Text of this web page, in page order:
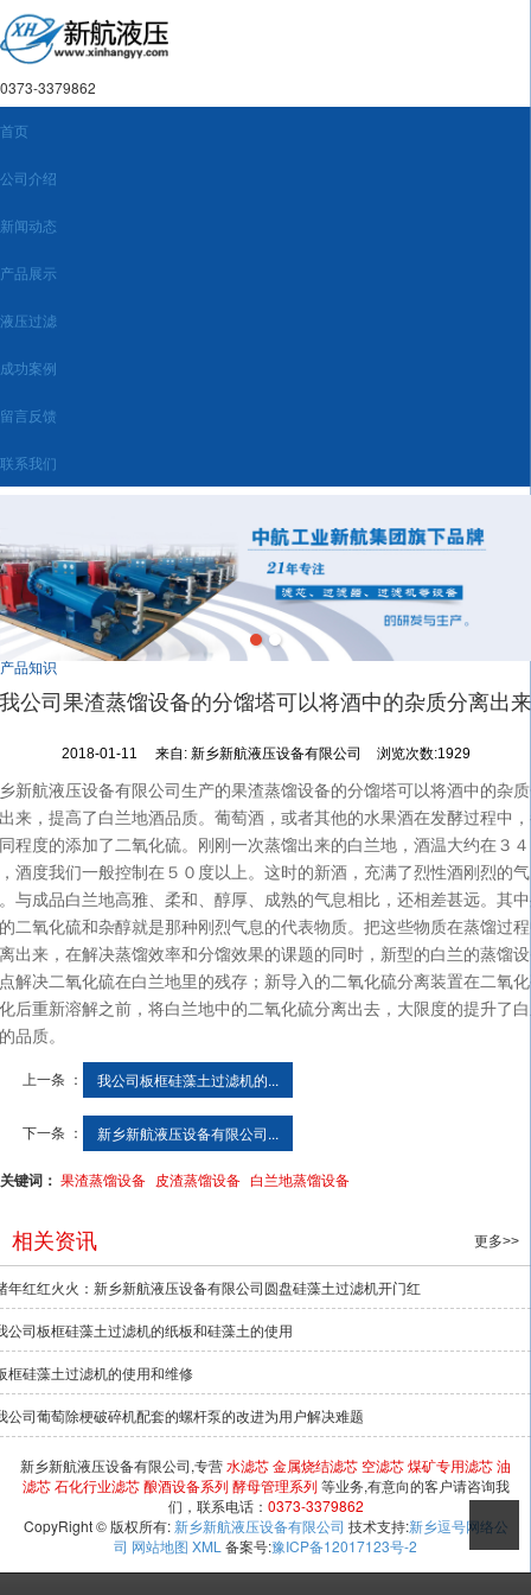
0373-3379862
首页
公司介绍
新闻动态
产品展示
液压过滤
成功案例
留言反馈
联系我们
产品知识
我公司果渣蒸馏设备的分馏塔可以将酒中的杂质分离出来
2018-01-11 来自: 新乡新航液压设备有限公司 浏览次数:1929
新航液压设备有限公司生产的果渣蒸馏设备的分馏塔可以将酒中的杂
来，提高了白兰地酒品质。葡萄酒，或者其他的水果酒在发酵过程中
程度的添加了二氧化硫。刚刚一次蒸馏出来的白兰地，酒温大约在３４
酒度我们一般控制在５０度以上。这时的新酒，充满了烈性酒刚烈的气
与成品白兰地高雅、柔和、醇厚、成熟的气息相比，还相差甚远。其
二氧化硫和杂醇就是那种刚烈气息的代表物质。把这些物质在蒸馏过
出来， 在解决蒸馏效率和分馏效果的课题的同时，新型的白兰的蒸馏
解决二氧化硫在白兰地里的残存；新导入的二氧化硫分离装置在二氧
后重新溶解之前，将白兰地中的二氧化硫分离出去，大限度的提升了
品质。
上一条 ： 我公司板框硅藻土过滤机的...
下一条 ： 新乡新航液压设备有限公司...
关键词： 果渣蒸馏设备 皮渣蒸馏设备 白兰地蒸馏设备
相关资讯 更多>>
年红红火火：新乡新航液压设备有限公司圆盘硅藻土过滤机开门红
公司板框硅藻土过滤机的纸板和硅藻土的使用
框硅藻土过滤机的使用和维修
公司葡萄除梗破碎机配套的螺杆泵的改进为用户解决难题
新乡新航液压设备有限公司,专营水滤芯金属烧结滤芯 空滤芯煤矿专用滤芯油
滤芯 石化行业滤芯 酿酒设备系列 酵母管理系列等业务,有意向的客户请咨询我
们，联系电话： 0373-3379862
CopyRight © 版权所有: 新乡新航液压设备有限公司 技术支持:新乡逗号网络公
司 网站地图 XML 备案号:豫ICP备12017123号-2